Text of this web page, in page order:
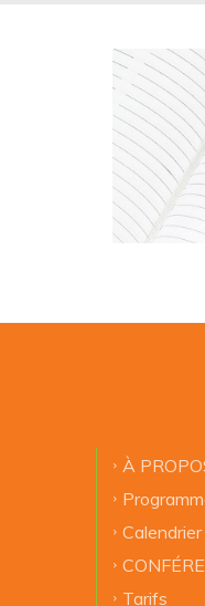
À
Calendrier
Tarifs